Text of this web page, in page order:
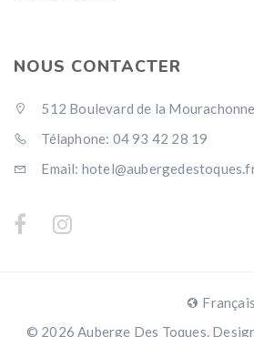
NOUS CONTACTER
512 Boulevard de la Mourachonne
Télaphone: 04 93 42 28 19
Email:
Français
© 2026 Auberge Des Toques.